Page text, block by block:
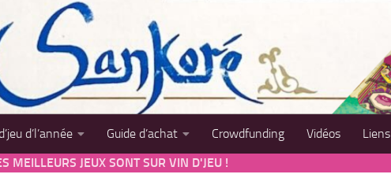
d’l’année Guide d’achat Crowdfunding Vidéos
Liens
MEILLEURS JEUX SONT SUR VIN D'JEU !